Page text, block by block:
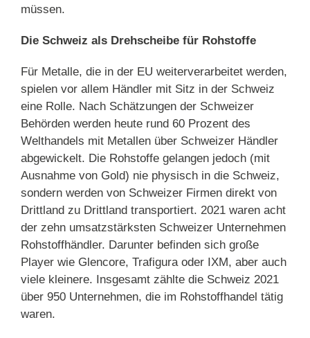
müssen.
Die Schweiz als Drehscheibe für Rohstoffe
Für Metalle, die in der EU weiterverarbeitet werden,
spielen vor allem Händler mit Sitz in der Schweiz
eine Rolle. Nach Schätzungen der Schweizer
Behörden werden heute rund 60 Prozent des
Welthandels mit Metallen über Schweizer Händler
abgewickelt. Die Rohstoffe gelangen jedoch (mit
Ausnahme von Gold) nie physisch in die Schweiz,
sondern werden von Schweizer Firmen direkt von
Drittland zu Drittland transportiert. 2021 waren acht
der zehn umsatzstärksten Schweizer Unternehmen
Rohstoffhändler. Darunter befinden sich große
Player wie Glencore, Trafigura oder IXM, aber auch
viele kleinere. Insgesamt zählte die Schweiz 2021
über 950 Unternehmen, die im Rohstoffhandel tätig
waren.